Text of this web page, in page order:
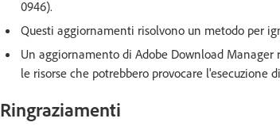
0946).
Questi aggiornamenti risolvono un metodo per
Un aggiornamento di Adobe Download
le risorse che potrebbero provocare l'esecuzione
Ringraziamenti